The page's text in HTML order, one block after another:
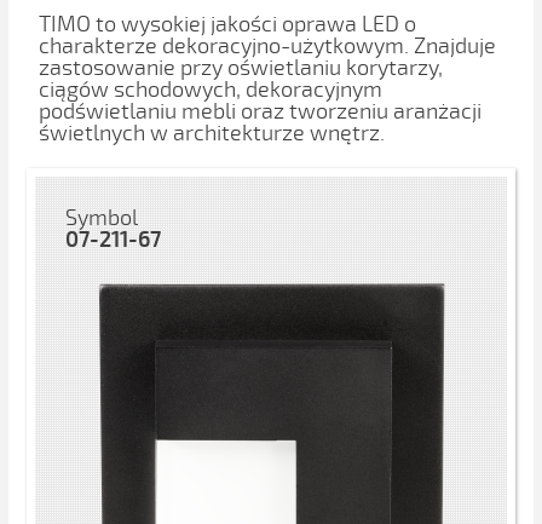
TIMO to wysokiej jakości oprawa LED o
charakterze dekoracyjno-użytkowym. Znajduje
zastosowanie przy oświetlaniu korytarzy,
ciągów schodowych, dekoracyjnym
podświetlaniu mebli oraz tworzeniu aranżacji
świetlnych w architekturze wnętrz.
Symbol
07-211-67